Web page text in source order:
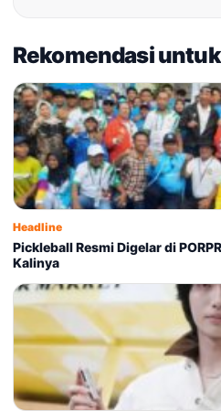
Rekomendasi
Headline
Pickleball Resmi Digelar di
Kalinya